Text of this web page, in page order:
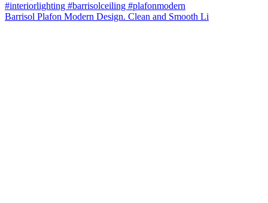
Barrisol Plafon Modern Design. Clean and Smooth Li